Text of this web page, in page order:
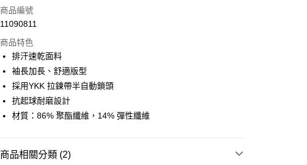
Apple Pay
Google Pay
運送方式
全家店到店
每筆NT$80，滿NT$10,000(含以上)免運費
每筆NT$80，滿NT$10,000(含以上)免運費
商品編號
11090811
商品特色
排汗速乾面料
袖長加長、舒適版型
採用YKK 拉鍊帶半自動鎖頭
抗起球耐磨設計
材質：86% 聚酯纖維，14% 彈性纖維
商品相關分類 (2)